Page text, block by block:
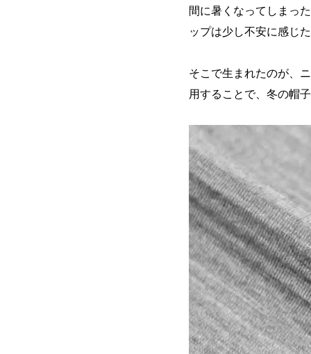
間に暑くなってしまっ
ップは少し不安に感じ
そこで生まれたのが、
用することで、冬の帽